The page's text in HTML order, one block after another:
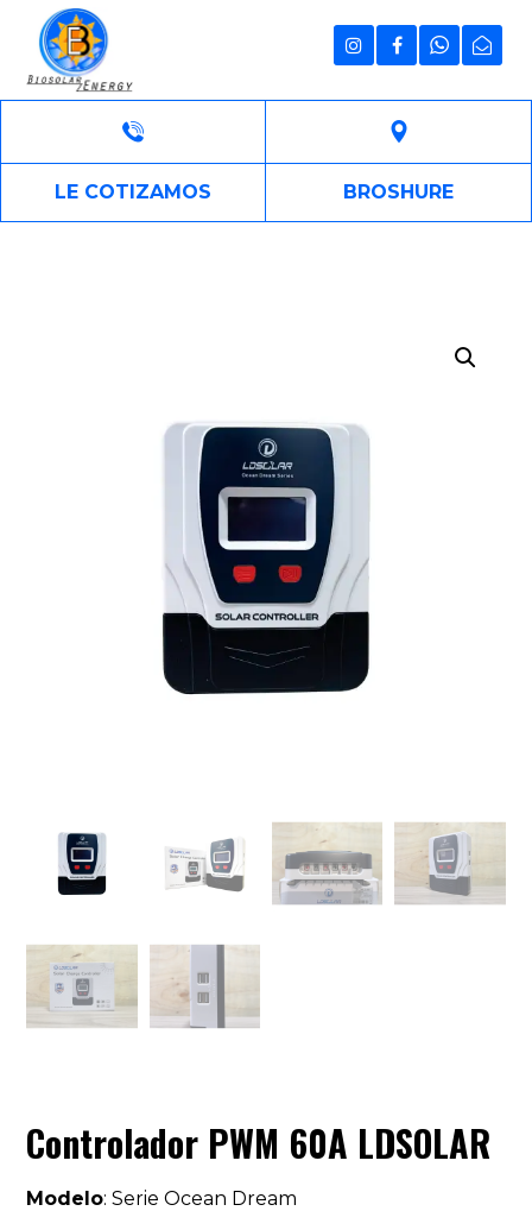
LE COTIZAMOS BROSHURE
Controlador PWM 60A LDSOLAR
Modelo: Serie Ocean Dream